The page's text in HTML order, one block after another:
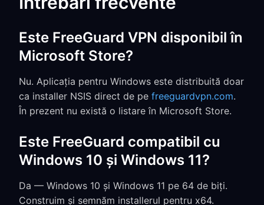
Este FreeGuard VPN disponibil în
Microsoft Store?
Nu. Aplicația pentru Windows este distribuită doar
ca installer NSIS direct de pe freeguardvpn.com.
În prezent nu există o listare în Microsoft Store.
Este FreeGuard compatibil cu
Windows 10 și Windows 11?
Da — Windows 10 și Windows 11 pe 64 de biți.
Construim și semnăm installerul pentru x64.